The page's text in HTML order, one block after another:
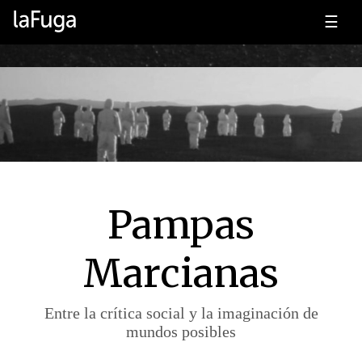
☰
Pampas
Marcianas
Entre la crítica social y la imaginación de
mundos posibles